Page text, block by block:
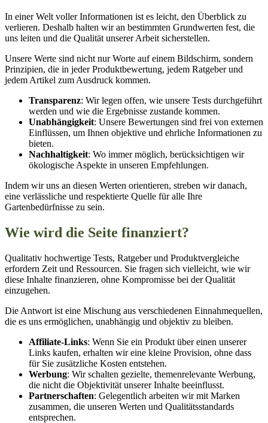
In einer Welt voller Informationen ist es leicht, den Überblick zu
verlieren. Deshalb halten wir an bestimmten Grundwerten fest, die
uns leiten und die Qualität unserer Arbeit sicherstellen.
Unsere Werte sind nicht nur Worte auf einem Bildschirm, sondern
Prinzipien, die in jeder Produktbewertung, jedem Ratgeber und
jedem Artikel zum Ausdruck kommen.
Transparenz: Wir legen offen, wie unsere Tests durchgeführt
werden und wie die Ergebnisse zustande kommen.
Unabhängigkeit: Unsere Bewertungen sind frei von externen
Einflüssen, um Ihnen objektive und ehrliche Informationen zu
bieten.
Nachhaltigkeit: Wo immer möglich, berücksichtigen wir
ökologische Aspekte in unseren Empfehlungen.
Indem wir uns an diesen Werten orientieren, streben wir danach,
eine verlässliche und respektierte Quelle für alle Ihre
Gartenbedürfnisse zu sein.
Wie wird die Seite finanziert?
Qualitativ hochwertige Tests, Ratgeber und Produktvergleiche
erfordern Zeit und Ressourcen. Sie fragen sich vielleicht, wie wir
diese Inhalte finanzieren, ohne Kompromisse bei der Qualität
einzugehen.
Die Antwort ist eine Mischung aus verschiedenen Einnahmequellen,
die es uns ermöglichen, unabhängig und objektiv zu bleiben.
Affiliate-Links: Wenn Sie ein Produkt über einen unserer
Links kaufen, erhalten wir eine kleine Provision, ohne dass
für Sie zusätzliche Kosten entstehen.
Werbung: Wir schalten gezielte, themenrelevante Werbung,
die nicht die Objektivität unserer Inhalte beeinflusst.
Partnerschaften: Gelegentlich arbeiten wir mit Marken
zusammen, die unseren Werten und Qualitätsstandards
entsprechen.